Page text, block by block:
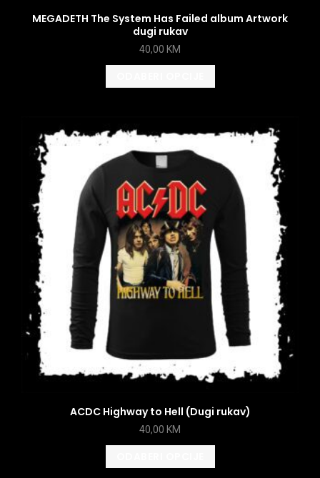
MEGADETH The System Has Failed album Artwork
dugi rukav
40,00 KM
ACDC Highway to Hell (Dugi rukav)
40,00 KM